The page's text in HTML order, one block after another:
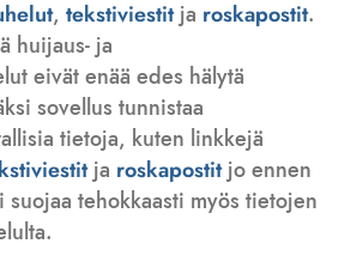
, tekstiviestitja roskapostit.
huijaus- ja
eivät enää edes hälytä
sovellus tunnistaa
tietoja, kuten linkkejä
ja roskapostitjo ennen
tehokkaasti myös tietojen